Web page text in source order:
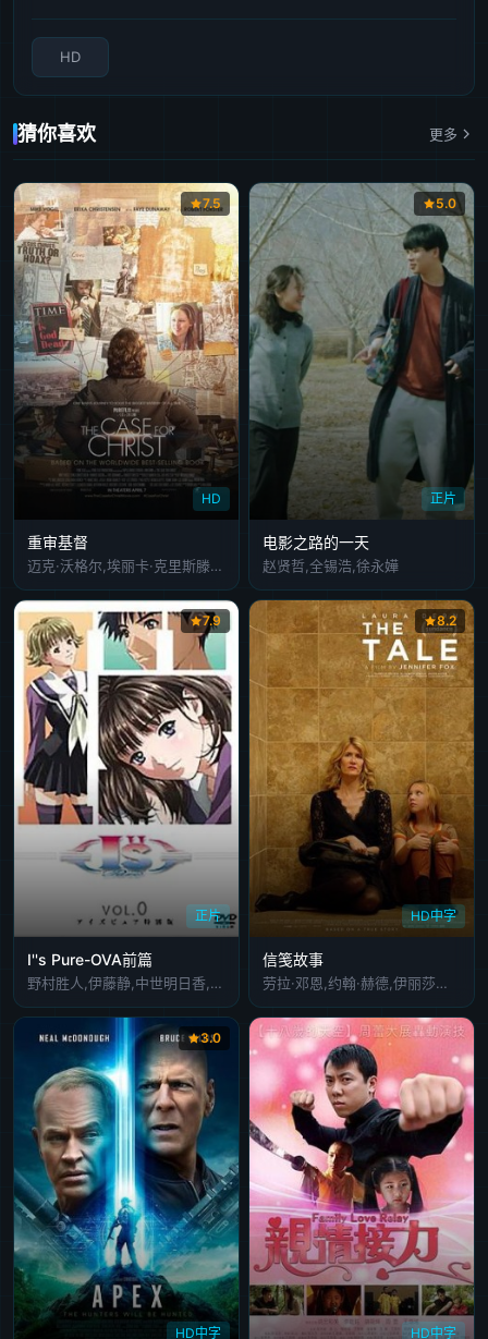
HD
猜你喜欢 更多
HD
7.5
重审基督
迈克·沃格尔,埃丽卡·克里斯滕森,费·唐纳薇,罗伯特·福斯特,弗兰基·费森,L·斯科特·卡德维尔,迈克·普涅夫斯基,凯文·塞兹摩尔,汤姆·诺维茨基,罗斯·布莱克维尔,乔丹·考克斯,雷内尔·吉布斯,黑利·罗森沃瑟,特雷西·邦纳,马修·布兰赫
正片
5.0
电影之路的一天
赵贤哲,全锡浩,徐永嬅
正片
7.9
I''s Pure-OVA前篇
野村胜人,伊藤静,中世明日香,后藤邑子,铃木菜穗子,门胁舞以,胜生真沙子,汤屋敦子,诸角宪一,小伏伸之,成濑诚,江川央生
HD中字
8.2
信笺故事
劳拉·邓恩,约翰·赫德,伊丽莎白·德比茨基,科曼,艾伦·伯斯汀,弗兰西丝·康罗伊,杰森·雷特,劳拉·爱伦,伊莎贝尔·内利瑟,伊莎贝拉·阿玛拉,切尔西·阿尔登,马修·劳奇,贾克琳·弗莱明,蒂娜·帕克,乔迪·朗,诺亚·罗麦克斯,艾米莉·桑迪弗,斯科特·武田,索姆·毕绍普斯
HD中字
3.0
HD中字